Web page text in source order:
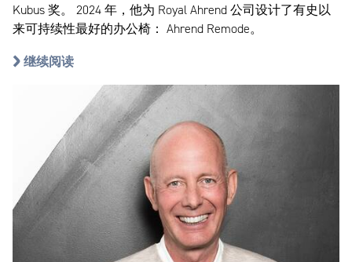
Kubus 奖。 2024 年，他为 Royal Ahrend 公司设计了有史以
来可持续性最好的办公椅： Ahrend Remode。
继续阅读